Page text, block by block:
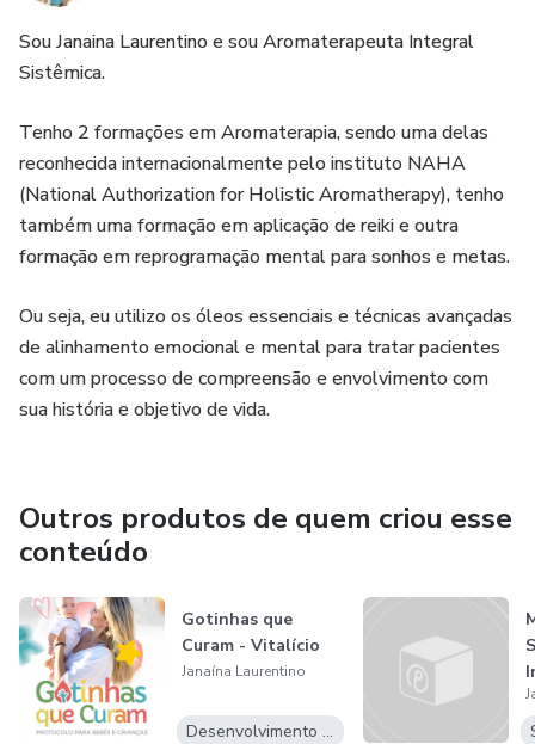
Sou Janaina Laurentino e sou Aromaterapeuta Integral
Sistêmica.
Tenho 2 formações em Aromaterapia, sendo uma delas
reconhecida internacionalmente pelo instituto NAHA
(National Authorization for Holistic Aromatherapy), tenho
também uma formação em aplicação de reiki e outra
formação em reprogramação mental para sonhos e metas.
Ou seja, eu utilizo os óleos essenciais e técnicas avançadas
de alinhamento emocional e mental para tratar pacientes
com um processo de compreensão e envolvimento com
sua história e objetivo de vida.
Outros produtos de quem criou esse
conteúdo
Gotinhas que
Curam - Vitalício
Janaína Laurentino
Desenvolvimento Pessoal